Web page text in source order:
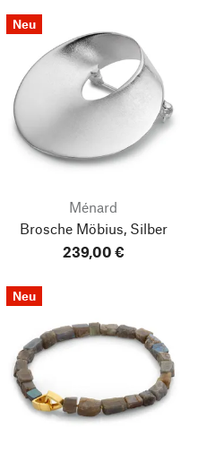
Neu
Ménard
Brosche Möbius, Silber
239,00 €
Neu